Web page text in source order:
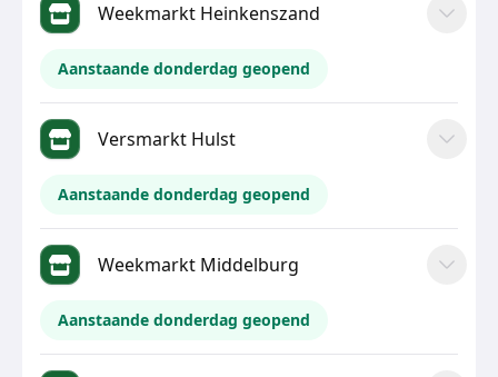
Weekmarkt Heinkenszand
Aanstaande donderdag geopend
Versmarkt Hulst
Aanstaande donderdag geopend
Weekmarkt Middelburg
Aanstaande donderdag geopend